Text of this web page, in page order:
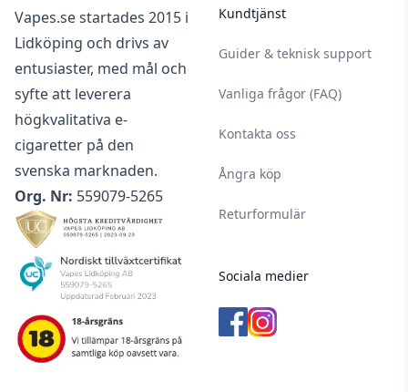
Vapes.se startades 2015 i
Lidköping och drivs av
entusiaster, med mål och
syfte att leverera
högkvalitativa e-
cigaretter på den
svenska marknaden.
Org. Nr: 559079-5265
Kundtjänst
Guider & teknisk support
Vanliga frågor (FAQ)
Kontakta oss
Ångra köp
Returformulär
Sociala medier